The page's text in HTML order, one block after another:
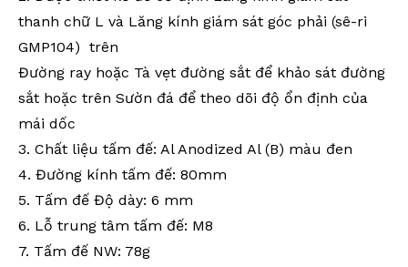
thanh chữ L và Lăng kính giám sát góc phải (sê-ri
GMP104) trên
Đường ray hoặc Tà vẹt đường sắt để khảo sát đường
sắt hoặc trên Sườn đá để theo dõi độ ổn định của
mái dốc
3. Chất liệu tấm đế: Al Anodized Al (B) màu đen
4. Đường kính tấm đế: 80mm
5. Tấm đế Độ dày: 6 mm
6. Lỗ trung tâm tấm đế: M8
7. Tấm đế NW: 78g